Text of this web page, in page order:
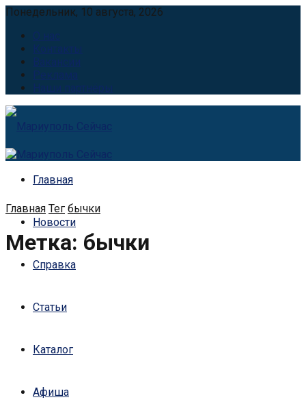
Понедельник, 10 августа, 2026
О нас
Контакты
Вакансии
Реклама
Наши партнёры
Главная
Новости
Справка
Статьи
Каталог
Афиша
Главная Тег бычки
Метка: бычки